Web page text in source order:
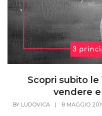
Scopri subito le
vendere
BY LUDOVICA | 8 MAGGIO